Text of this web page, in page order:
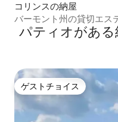
コリンスの納屋
バーモント州の貸切エス
フト
パティオがあ
ゲストチョイス
ゲストチョイス